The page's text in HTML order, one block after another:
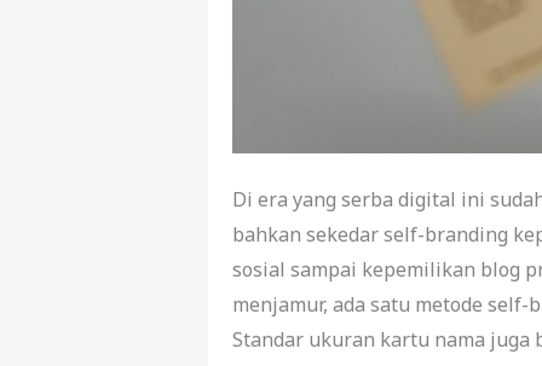
Di era yang serba digital ini
bahkan sekedar self-branding
sosial sampai kepemilikan blog
menjamur, ada satu metode
Standar ukuran kartu nama juga